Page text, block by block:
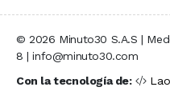
© 2026 Minuto30 S.A.S |
8 | info@minuto30.com
Con la tecnología de: